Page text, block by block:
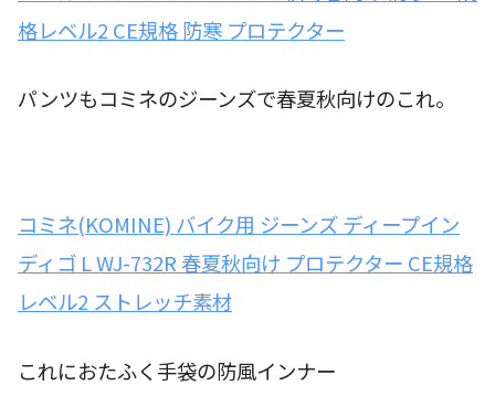
格レベル2 CE規格 防寒 プロテクター
パンツもコミネのジーンズで春夏秋向けのこれ。
コミネ(KOMINE) バイク用 ジーンズ ディープイン
ディゴ L WJ-732R 春夏秋向け プロテクター CE規格
レベル2 ストレッチ素材
これにおたふく手袋の防風インナー